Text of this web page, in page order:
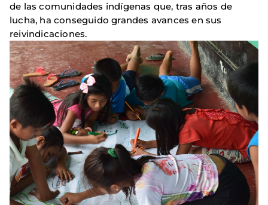
de las comunidades indígenas que, tras años de
lucha, ha conseguido grandes avances en sus
reivindicaciones.